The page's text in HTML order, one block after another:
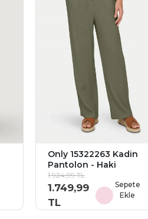
Only 15322263 Kadin
Pantolon - Haki
1.924,99 TL
1.749,99
TL
Sepete
Ekle